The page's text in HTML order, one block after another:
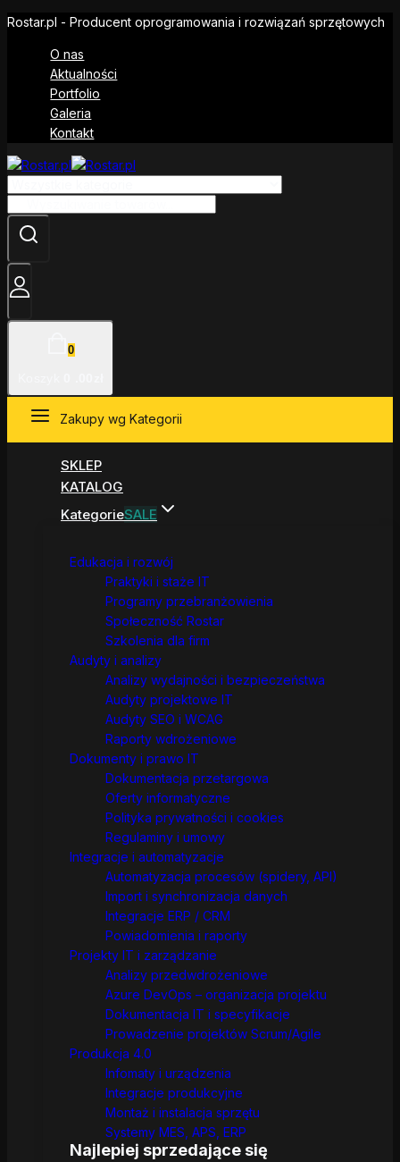
Rostar.pl - Producent oprogramowania i rozwiązań sprzętowych
O nas
Aktualności
Portfolio
Galeria
Kontakt
0
Zakupy wg Kategorii
SKLEP
KATALOG
KategorieSALE
Edukacja i rozwój
Praktyki i staże IT
Programy przebranżowienia
Społeczność Rostar
Szkolenia dla firm
Audyty i analizy
Analizy wydajności i bezpieczeństwa
Audyty projektowe IT
Audyty SEO i WCAG
Raporty wdrożeniowe
Dokumenty i prawo IT
Dokumentacja przetargowa
Oferty informatyczne
Polityka prywatności i cookies
Regulaminy i umowy
Integracje i automatyzacje
Automatyzacja procesów (spidery, API)
Import i synchronizacja danych
Integracje ERP / CRM
Powiadomienia i raporty
Projekty IT i zarządzanie
Analizy przedwdrożeniowe
Azure DevOps – organizacja projektu
Dokumentacja IT i specyfikacje
Prowadzenie projektów Scrum/Agile
Produkcja 4.0
Infomaty i urządzenia
Integracje produkcyjne
Montaż i instalacja sprzętu
Systemy MES, APS, ERP
Najlepiej sprzedające się